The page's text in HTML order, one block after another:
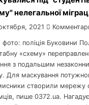
нелегальної
2021
фото: поліція Буковини
«схему»
з подальшим
Для маскування
створили мережу
пише 0372.ua.